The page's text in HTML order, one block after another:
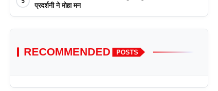
प्रदर्शनी ने मोहा मन
RECOMMENDED POSTS